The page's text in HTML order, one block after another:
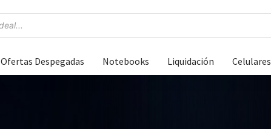
Ofertas Despegadas Notebooks Liquidación Celulares